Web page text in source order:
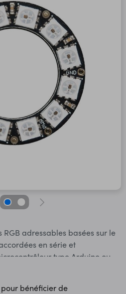
RGB adressables basées sur le
en série et
type Arduino ou
1 broche. Possibilité de
pour bénéficier de